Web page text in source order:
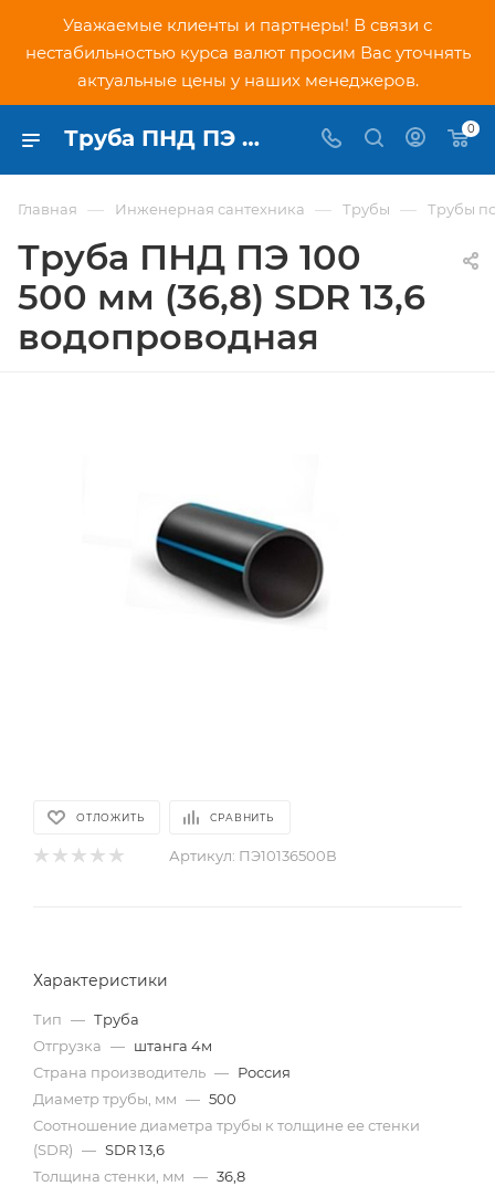
Уважаемые клиенты и партнеры! В связи с
нестабильностью курса валют просим Вас уточнять
актуальные цены у наших менеджеров.
Труба ПНД ПЭ 100 500 мм (36,8) SDR 13,6 водопроводная - купить по низкой цене в Москве, интернет-магазин PNDtech.ru 0
Главная — Инженерная сантехника — Трубы — Трубы
Труба ПНД ПЭ 100
500 мм (36,8) SDR 13,6
водопроводная
ОТЛОЖИТЬ СРАВНИТЬ
Артикул: ПЭ10136500В
Характеристики
Тип — Труба
Отгрузка — штанга 4м
Страна производитель — Россия
Диаметр трубы, мм — 500
Cоотношение диаметра трубы к толщине ее стенки
(SDR) — SDR 13,6
Толщина стенки, мм — 36,8